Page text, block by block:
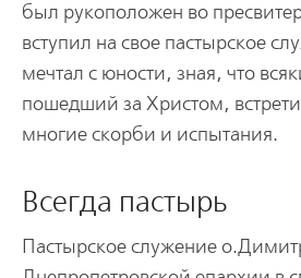
был рукоположен во
вступил на свое пастырское
мечтал с юности, зная, что
пошедший за Христом,
многие скорби и испытания.
Всегда пастырь
Пастырское служение